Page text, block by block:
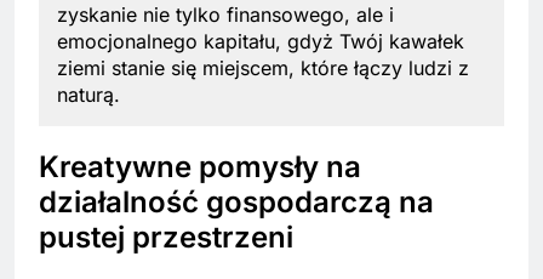
zyskanie nie tylko finansowego, ale i
emocjonalnego kapitału, gdyż Twój kawałek
ziemi stanie się miejscem, które łączy ludzi z
naturą.
Kreatywne pomysły na
działalność gospodarczą na
pustej przestrzeni